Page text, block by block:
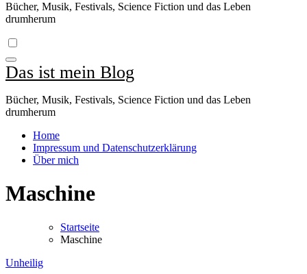
Bücher, Musik, Festivals, Science Fiction und das Leben
drumherum
Das ist mein Blog
Bücher, Musik, Festivals, Science Fiction und das Leben
drumherum
Home
Impressum und Datenschutzerklärung
Über mich
Maschine
Startseite
Maschine
Unheilig